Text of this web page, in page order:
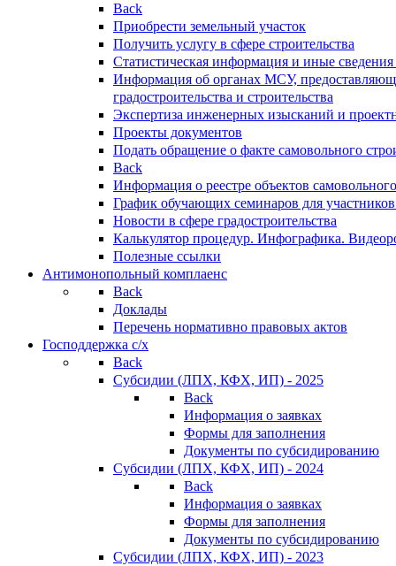
Back
Приобрести земельный участок
Получить услугу в сфере строительства
Статистическая информация и иные сведения
Информация об органах МСУ,
градостроительства и строительства
Экспертиза инженерных изысканий и
Проекты документов
Подать обращение о факте самовольного
Back
Информация о реестре объектов
График обучающих семинаров для участников
Новости в сфере градостроительства
Калькулятор процедур. Инфографика.
Полезные ссылки
Антимонопольный комплаенс
Back
Доклады
Перечень нормативно правовых актов
Господдержка с/х
Back
Субсидии (ЛПХ, КФХ, ИП) - 2025
Back
Информация о заявках
Формы для заполнения
Документы по субсидированию
Субсидии (ЛПХ, КФХ, ИП) - 2024
Back
Информация о заявках
Формы для заполнения
Документы по субсидированию
Субсидии (ЛПХ, КФХ, ИП) - 2023